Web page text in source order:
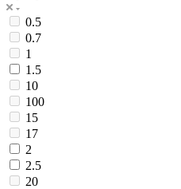
0.5
0.7
1
1.5
10
100
15
17
2
2.5
20